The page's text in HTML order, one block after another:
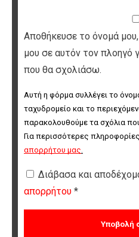
Αποθήκευσε το όνομά
μου σε αυτόν τον πλοηγό
που θα σχολιάσω.
Αυτή η φόρμα συλλέγει το
ταχυδρομείο και το
παρακολουθούμε τα σχόλια
Για περισσότερες
απορρήτου μας
Διάβασα και
απορρήτου *